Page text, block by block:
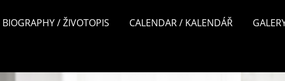
BIOGRAPHY / ŽIVOTOPIS CALENDAR / KALENDÁŘ